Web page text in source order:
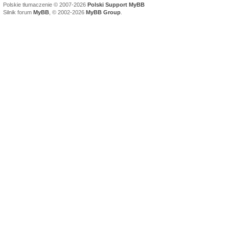
Polskie tłumaczenie © 2007-2026 Polski Support MyBB
Silnik forum MyBB , © 2002-2026 MyBB Group